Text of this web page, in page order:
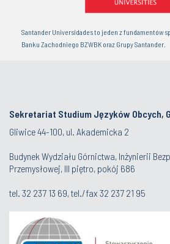
Santander Universidades to jeden z fundamentów
Banku Zachodniego BZWBK oraz Grupy Santander.
Sekretariat Studium Języków Obcych,
Gliwice 44-100, ul. Akademicka 2
Budynek Wydziału Górnictwa, Inżynierii
Przemysłowej, III piętro, pokój 686
tel. 32 237 13 69, tel./fax 32 237 21 95